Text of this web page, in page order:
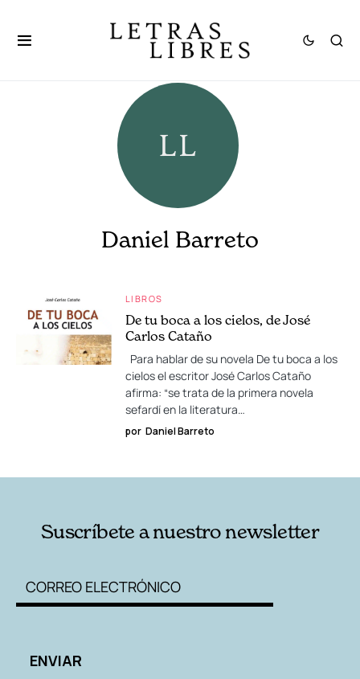
Daniel Barreto
LIBROS
De tu boca a los cielos, de José
Carlos Cataño
Para hablar de su novela De tu boca a los
cielos el escritor José Carlos Cataño
afirma: “se trata de la primera novela
sefardí en la literatura…
por Daniel Barreto
Suscríbete a nuestro newsletter